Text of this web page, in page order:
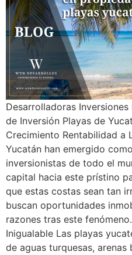
Desarrolladoras
de Inversión Playas de
Crecimiento Rentabilidad a
Yucatán han emergido
inversionistas de todo el
capital hacia este prístino
que estas costas sean tan
buscan oportunidades
razones tras este
Inigualable Las playas
de aguas turquesas,